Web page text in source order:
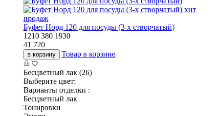
хит
продаж
Буфет Норд 120 для посуды (3-х створчатый)
1210 380 1930
41 720
в корзину Товар в корзине
Бесцветный лак (26)
Выберите цвет:
Варианты отделки :
Бесцветный лак
Тонировки